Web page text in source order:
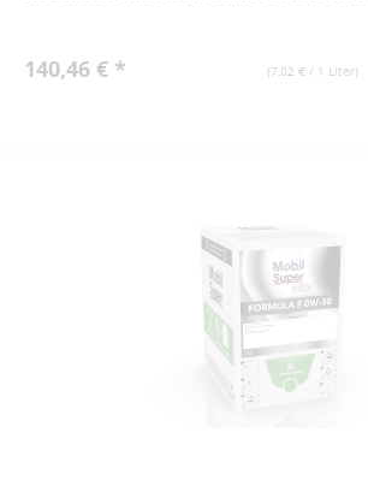
(7,02 € / 1 Liter)
140,46 € *